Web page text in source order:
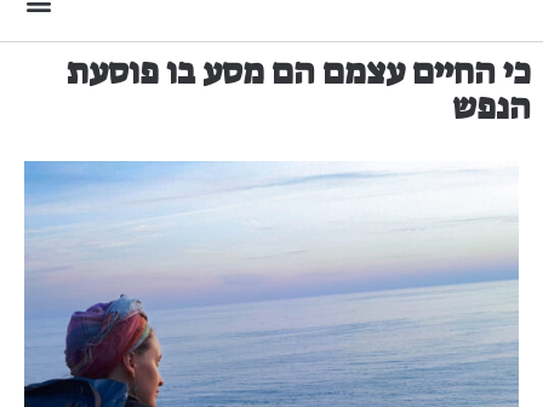
כי החיים עצמם הם מסע בו פוסעת
הנפש